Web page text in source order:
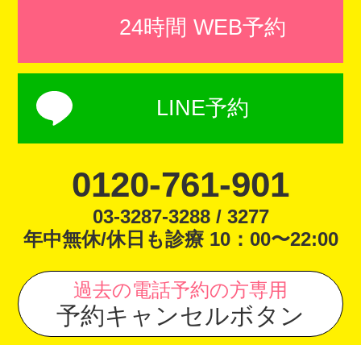
24時間 WEB予約
LINE予約
0120-761-901
03-3287-3288 / 3277
年中無休/休日も診療 10：00〜22:00
過去の電話予約の方専用
予約キャンセルボタン